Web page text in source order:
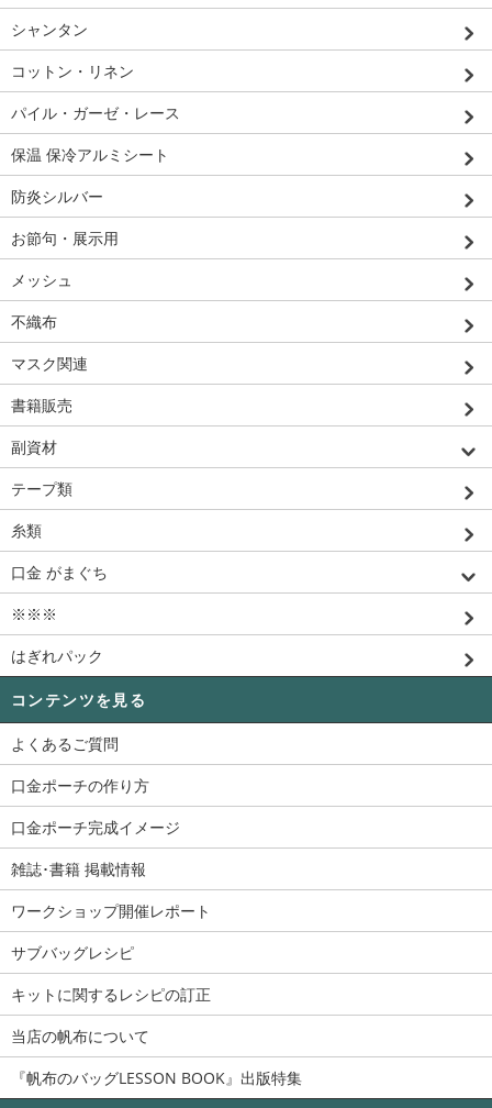
シャンタン
コットン・リネン
パイル・ガーゼ・レース
保温 保冷アルミシート
防炎シルバー
お節句・展示用
メッシュ
不織布
マスク関連
書籍販売
副資材
テープ類
糸類
口金 がまぐち
※※※
はぎれパック
コンテンツを見る
よくあるご質問
口金ポーチの作り方
口金ポーチ完成イメージ
雑誌･書籍 掲載情報
ワークショップ開催レポート
サブバッグレシピ
キットに関するレシピの訂正
当店の帆布について
『帆布のバッグLESSON BOOK』出版特集